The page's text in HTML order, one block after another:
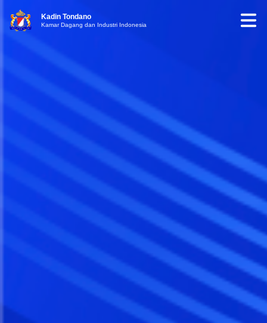
Kadin Tondano
Kamar Dagang dan Industri Indonesia